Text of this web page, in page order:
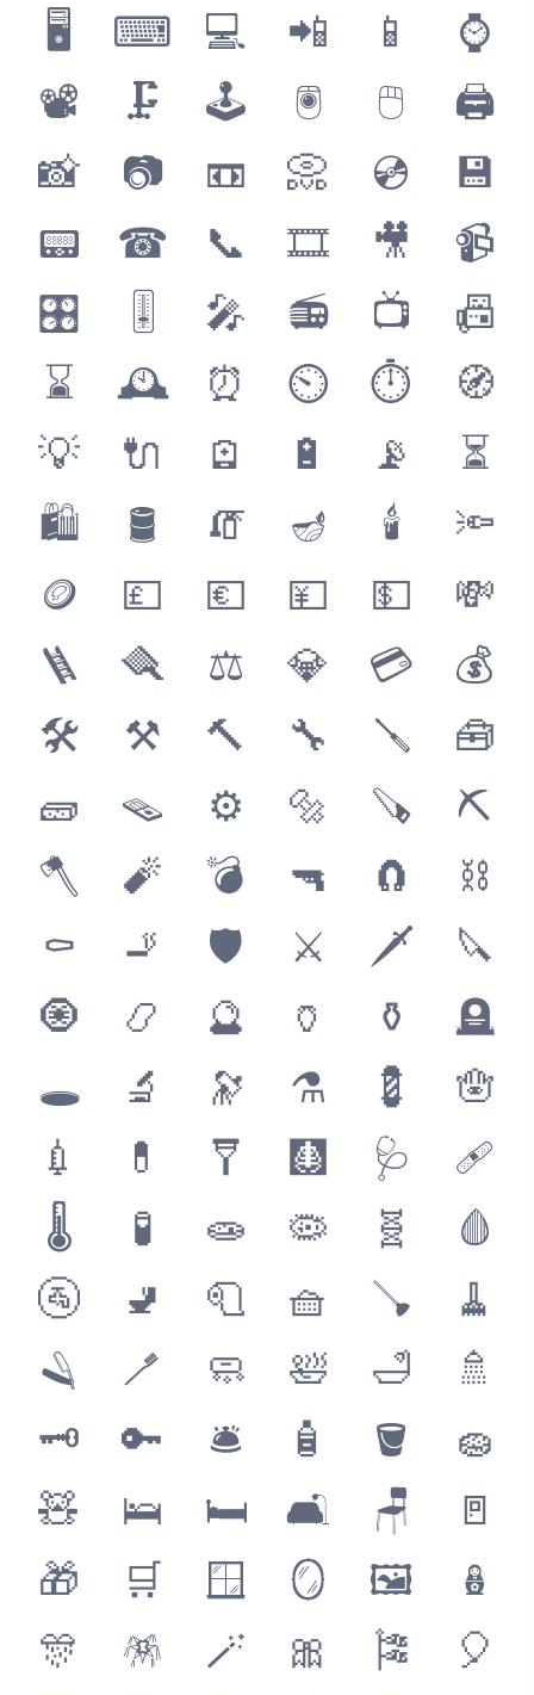
⌚
📱
📲
💻
⌨
🖥
🖨
🖱
🖲
🕹
🗜
📽
💾
💿
📀
📼
📷
📸
📹
🎥
🎞
📞
☎
📟
📠
📺
📻
🎤
🎚
🎛
🧭
⏱
⏲
⏰
🕰
⌛
⏳
📡
🔋
🪫
🔌
💡
🔦
🕯
🪔
🧯
🛢
🛍
💸
💵
💴
💶
💷
🪙
💰
💳
💎
⚖
🪮
🪜
🧰
🪛
🔧
🔨
⚒
🛠
⛏
🪚
🔩
⚙
🪤
🧱
⛓
🧲
🔫
💣
🧨
🪓
🔪
🗡
⚔
🛡
🚬
⚰
🪦
⚱
🏺
🔮
📿
🧿
🪬
💈
⚗
🔭
🔬
🕳
🩹
🩺
🩻
🩼
💊
💉
🩸
🧬
🦠
🧫
🧪
🌡
🧹
🪠
🧺
🧻
🚽
🚰
🚿
🛁
🛀
🧼
🪥
🪒
🧽
🪣
🧴
🛎
🔑
🗝
🚪
🪑
🛋
🛏
🛌
🧸
🪆
🖼
🪞
🪟
🛒
🎁
🎈
🎏
🎀
🪄
🪅
🎊